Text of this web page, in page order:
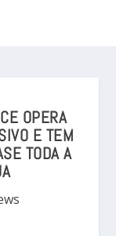
OPERA
E TEM
TODA A